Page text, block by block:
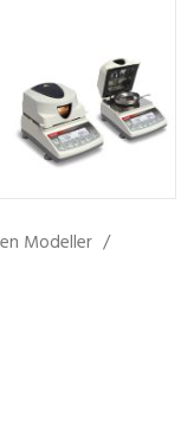
Modeller